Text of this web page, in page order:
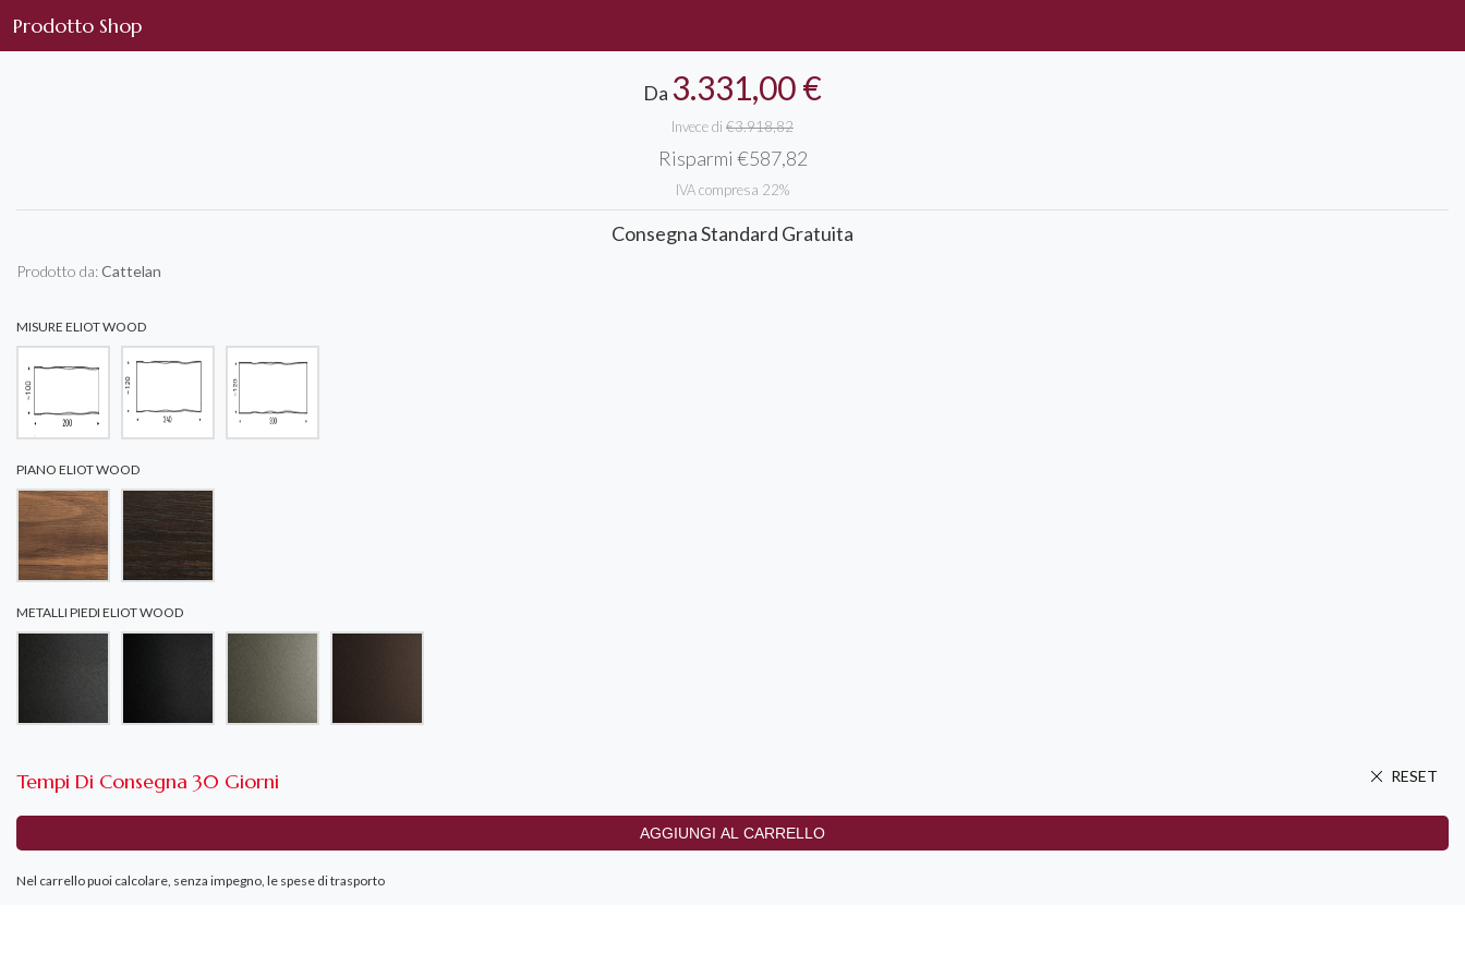
Prodotto Shop
Da 3.331,00 €
Invece di €3.918,82
Risparmi €587,82
IVA compresa 22%
Consegna Standard Gratuita
Prodotto da:Cattelan
MISURE ELIOT WOOD
PIANO ELIOT WOOD
METALLI PIEDI ELIOT WOOD
RESET
Tempi Di Consegna 30 Giorni
Nel carrello puoi calcolare, senza impegno, le spese di trasporto